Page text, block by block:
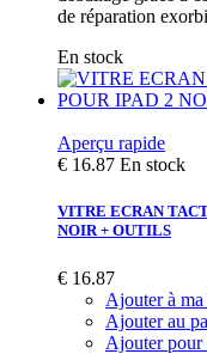
de réparation
En stock
Aperçu rapide
€ 16.87 En stock
VITRE ECRAN
NOIR + OUTILS
€ 16.87
Ajouter à
Ajouter au
Ajouter pour